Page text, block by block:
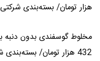
هزار تومان/ بسته‌بندی شرکتی آزاد 1 میلیون و 990